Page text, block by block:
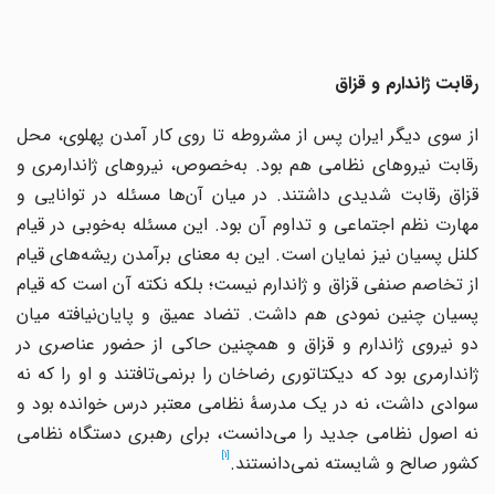
رقابت ژاندارم و قزاق
از سوی دیگر ایران پس از مشروطه تا روی کار آمدن پهلوی، محل
رقابت نیروهای نظامی هم بود. به‌خصوص، نیروهای ژاندارمری و
قزاق رقابت شدیدی داشتند. در میان آن‌ها مسئله در توانایی و
مهارت نظم اجتماعی و تداوم آن بود. این مسئله به‌خوبی در قیام
کلنل پسیان نیز نمایان است. این به معنای برآمدن ریشه‌های قیام
از تخاصم صنفی قزاق و ژاندارم نیست؛ بلکه نکته آن است که قیام
پسیان چنین نمودی هم داشت. تضاد عمیق و پایان‌نیافته میان
دو نیروی ژاندارم و قزاق و همچنین حاکی از حضور عناصری در
ژاندارمری بود که دیکتاتوری رضاخان را‌ برنمی‌تافتند‌ و او را که نه
سوادی داشت، نه در یک مدرسۀ نظامی معتبر درس خوانده بود و
نه اصول نظامی جدید را می‌دانست، برای رهبری دستگاه نظامی
کشور صالح و شایسته نمی‌دانستند.